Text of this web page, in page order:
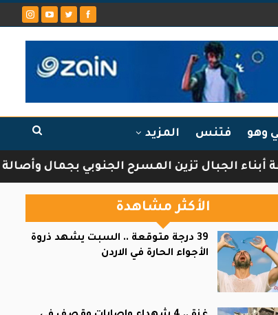
وهو فتنس المزيد
الجبال تزين المسرح الجنوبي بجمال وأصالة
الأكثر مشاهدة
39 درجة متوقعة .. السبت يشهد ذروة
الأجواء الحارة في الاردن